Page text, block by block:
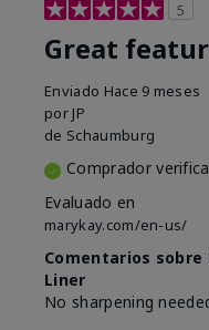
5
Great
Enviado Hace 9 meses
por JP
de Schaumburg
Comprador
Evaluado en
marykay.com/en-us/
Comentarios
Liner
No sharpening